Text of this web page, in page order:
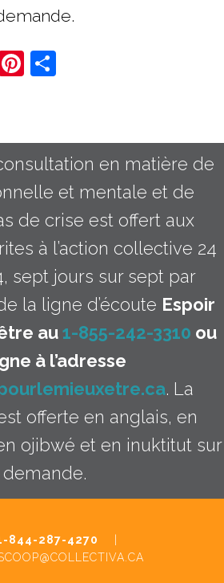
Pinterest
en matière de
et mentale et de
de crise est offert aux
à l’action collective 24
sept jours sur sept par
la ligne d’écoute Espoir
au1-855-242-3310 ou
à l’adresse
. La
offerte en anglais, en
ojibwé et en inuktitut sur
demande.
844-287-4270